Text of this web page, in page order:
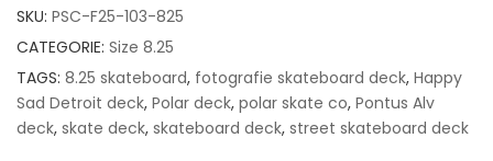
ratings
SKU: PSC-F25-103-825
CATEGORIE: Size 8.25
TAGS: 8.25 skateboard, fotografie skateboard deck, Happy
Sad Detroit deck, Polar deck, polar skate co, Pontus Alv
deck, skate deck, skateboard deck, street skateboard deck